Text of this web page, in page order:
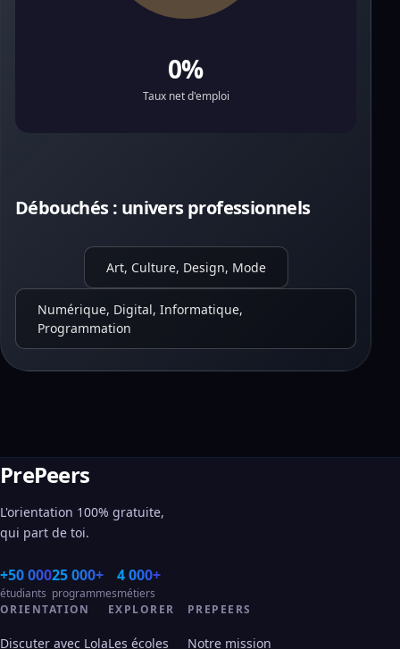
0%
Taux net d'emploi
Débouchés : univers professionnels
Art, Culture, Design, Mode
Numérique, Digital, Informatique,
Programmation
PrePeers
L'orientation 100% gratuite,
qui part de toi.
+50 000
étudiants
25 000+
programmes
4 000+
métiers
ORIENTATION
Discuter avec Lola
EXPLORER
Les écoles
PREPEERS
Notre mission